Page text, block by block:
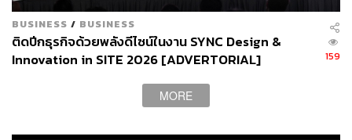
BUSINESS / BUSINESS
ติดปีกธุรกิจด้วยพลังดีไซน์ในงาน SYNC Design &
Innovation in SITE 2026 [ADVERTORIAL]
159
MORE